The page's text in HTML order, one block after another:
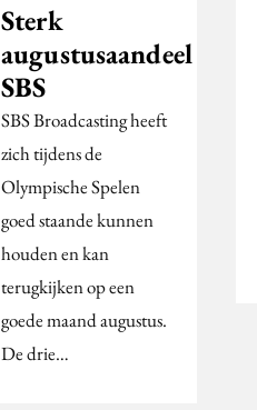
Sterk
augustusaandeel
SBS
SBS Broadcasting heeft
zich tijdens de
Olympische Spelen
goed staande kunnen
houden en kan
terugkijken op een
goede maand augustus.
De drie…